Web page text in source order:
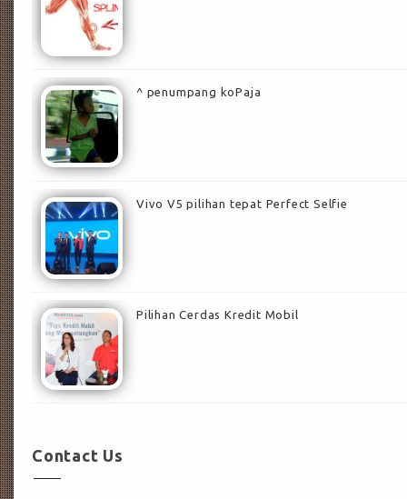
^ penumpang koPaja
Vivo V5 pilihan tepat Perfect Selfie
Pilihan Cerdas Kredit Mobil
Contact Us